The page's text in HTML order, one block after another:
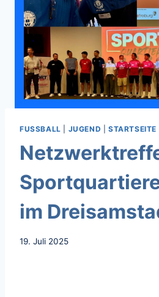
FUSSBALL JUGEND STARTSEITE
im
19. Juli 2025